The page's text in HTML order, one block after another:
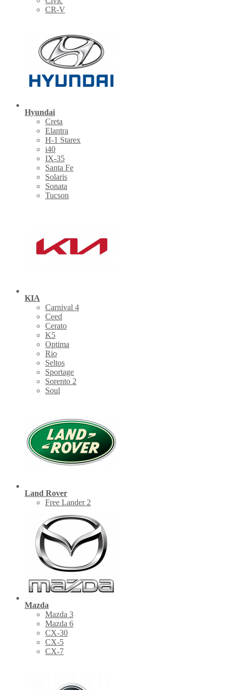
CR-V
Hyundai
Creta
Elantra
H-1 Starex
i40
IX-35
Santa Fe
Solaris
Sonata
Tucson
KIA
Carnival 4
Ceed
Cerato
K5
Optima
Rio
Seltos
Sportage
Sorento 2
Soul
Land Rover
Free Lander 2
Mazda
Mazda 3
Mazda 6
CX-30
СХ-5
CX-7